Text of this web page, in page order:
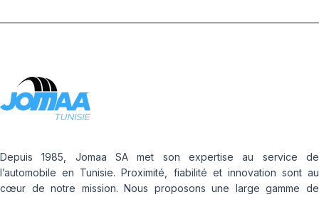
Depuis 1985, Jomaa SA met son expertise au service de
l’automobile en Tunisie. Proximité, fiabilité et innovation sont au
cœur de notre mission. Nous proposons une large gamme de